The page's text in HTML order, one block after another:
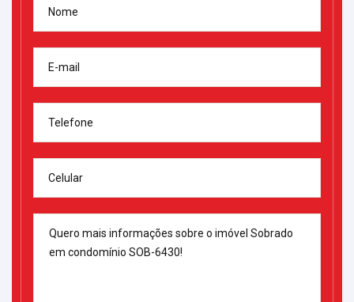
Nome
E-mail
Telefone
Celular